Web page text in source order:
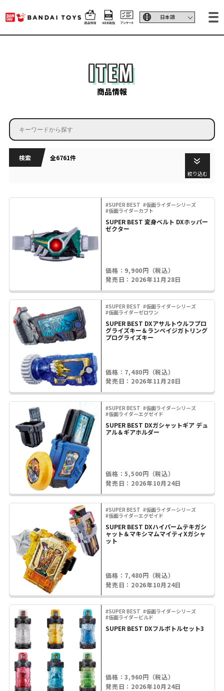
ITEM
商品情報
検索 全6761件
絞り込む
#SUPER BEST #仮面ライダーシリーズ
#仮面ライダーカブト
SUPER BEST 変身ベルト DXホッパー
ゼクター
価格：9,900円（税込）
発売日：2026年11月28日
#SUPER BEST #仮面ライダーシリーズ
#仮面ライダーゼロワン
SUPER BEST DXアサルトウルフプロ
グライズキー＆ランペイジガトリング
プログライズキー
価格：7,480円（税込）
発売日：2026年11月28日
#SUPER BEST #仮面ライダーシリーズ
#仮面ライダーエグゼイド
SUPER BEST DXガシャットギア デュ
アル＆ギアホルダー
価格：5,500円（税込）
発売日：2026年10月24日
#SUPER BEST #仮面ライダーシリーズ
#仮面ライダーエグゼイド
SUPER BEST DXハイパームテキガシ
ャット＆マキシマムマイティXガシャ
ット
価格：7,480円（税込）
発売日：2026年10月24日
#SUPER BEST #仮面ライダーシリーズ
#仮面ライダービルド
SUPER BEST DXフルボトルセット3
価格：3,960円（税込）
発売日：2026年10月24日